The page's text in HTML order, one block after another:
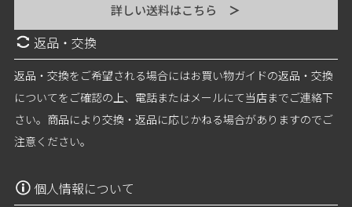
詳しい送料はこちら ＞
返品・交換
返品・交換をご希望される場合にはお買い物ガイドの返品・交換
についてをご確認の上、電話またはメールにて当店までご連絡下
さい。商品により交換・返品に応じかねる場合がありますのでご
注意ください。
個人情報について